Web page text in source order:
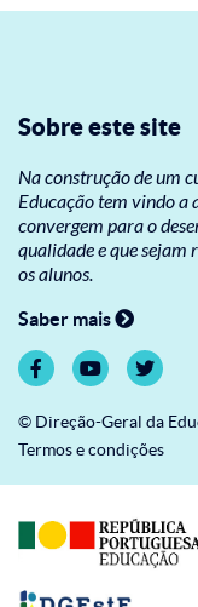
Sobre este site
Na construção de um
Educação tem vindo a
convergem para o
qualidade e que sejam
os alunos.
Saber mais
© Direção-Geral da
Termos e condições